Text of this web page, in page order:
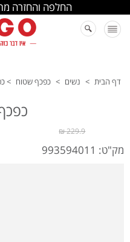
החלפה והחזרה
דף הבית > נשים > כפכף שטוח >
229.9 ₪
מק"ט: 993594011